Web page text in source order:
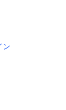
ン